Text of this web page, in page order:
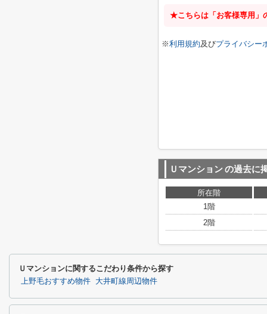
★こちらは「お客様専用」
※利用規約及びプライバシー
Ｕマンションの過去に
所在階
1階
2階
Ｕマンションに関するこだわり条件から探す
上野毛おすすめ物件 大井町線周辺物件